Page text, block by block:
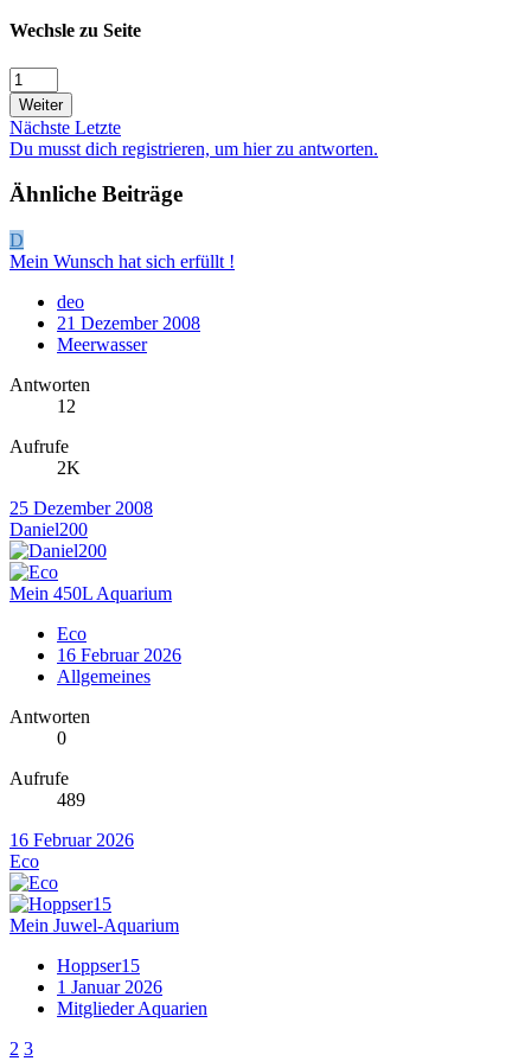
Wechsle zu Seite
Weiter
Nächste Letzte
Du musst dich registrieren, um hier zu antworten.
Ähnliche Beiträge
D
Mein Wunsch hat sich erfüllt !
deo
21 Dezember 2008
Meerwasser
Antworten
12
Aufrufe
2K
25 Dezember 2008
Daniel200
Mein 450L Aquarium
Eco
16 Februar 2026
Allgemeines
Antworten
0
Aufrufe
489
16 Februar 2026
Eco
Mein Juwel-Aquarium
Hoppser15
1 Januar 2026
Mitglieder Aquarien
2 3